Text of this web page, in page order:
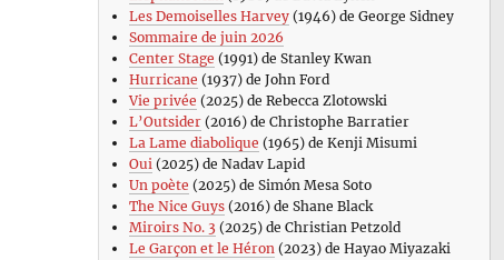
Les Demoiselles Harvey(1946) de George Sidney
Sommaire de juin 2026
Center Stage (1991) de Stanley Kwan
Hurricane (1937) de John Ford
Vie privée (2025) de Rebecca Zlotowski
L’Outsider(2016) de Christophe Barratier
La Lame diabolique (1965) de Kenji Misumi
Oui(2025) de Nadav Lapid
Un poète (2025) de Simón Mesa Soto
The Nice Guys(2016) de Shane Black
Miroirs No. 3 (2025) de Christian Petzold
Le Garçon et le Héron(2023) de Hayao Miyazaki